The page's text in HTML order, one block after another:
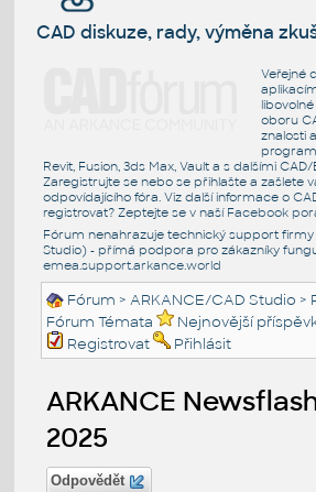
CAD diskuze, rady, výměna
Veřejné
oboru
znalosti
Revit, Fusion, 3ds Max, Vault a s dalšími
Zaregistrujte se nebo se přihlašte a zašlete
odpovídajícího fóra. Viz další informace o
registrovat? Zeptejte se v naší Facebook
Fórum nenahrazuje technický support firmy
Studio) - přímá podpora pro zákazníky
emea.support.arkance.world
Fórum >ARKANCE/CAD Studio >
Fórum Témata
Nejnovější
Registrovat
Přihlásit
ARKANCE
2025
Odpovědět